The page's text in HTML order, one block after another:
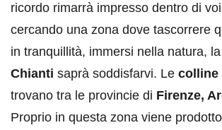
ricordo rimarrà impresso dentro di
cercando una zona dove tascorrere
in tranquillità, immersi nella natura, la
Chianti saprà soddisfarvi. Le colline
trovano tra le provincie di Firenze,
Proprio in questa zona viene prodotto